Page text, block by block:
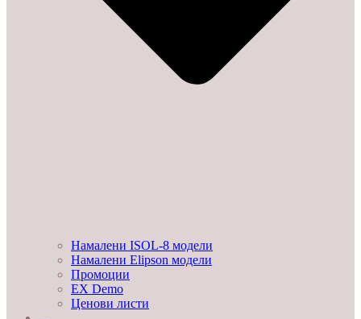
Намалени ISOL-8 модели
Намалени Elipson модели
Промоции
EX Demo
Ценови листи